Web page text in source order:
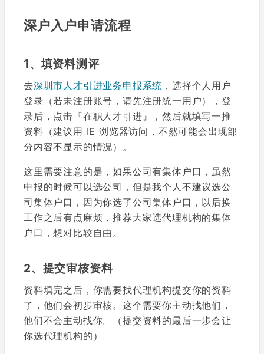
深户入户申请流程
1、填资料测评
去深圳市人才引进业务申报系统 ，选择个人用户
登录（若未注册账号，请先注册统一用户），登
录后，点击『在职人才引进』，然后就填写一推
资料（建议用 IE 浏览器访问，不然可能会出现部
分内容不显示的情况）。
这里需要注意的是，如果公司有集体户口，虽然
申报的时候可以选公司，但是我个人不建议选公
司集体户口，因为你选了公司集体户口，以后换
工作之后有点麻烦，推荐大家选代理机构的集体
户口，想对比较自由。
2、提交审核资料
资料填完之后，你需要找代理机构提交你的资料
了，他们会初步审核。这个需要你主动找他们，
他们不会主动找你。（提交资料的最后一步会让
你选代理机构的）